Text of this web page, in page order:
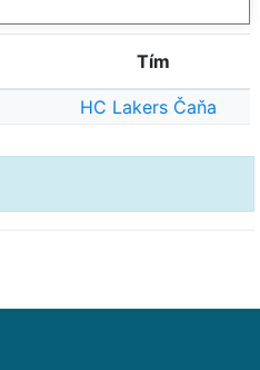
Tím
HC Lakers Čaňa